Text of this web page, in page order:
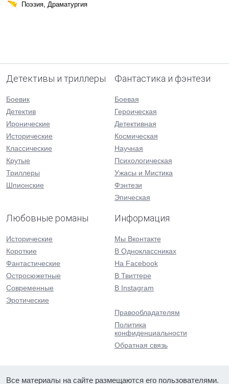
Поэзия, Драматургия
Детективы и триллеры
Боевик
Детектив
Иронические
Исторические
Классические
Крутые
Триллеры
Шпионские
Фантастика и фэнтези
Боевая
Героическая
Детективная
Космическая
Научная
Психологическая
Ужасы и Мистика
Фэнтези
Эпическая
Любовные романы
Исторические
Короткие
Фантастические
Остросюжетные
Современные
Эротические
Информация
Мы Вконтакте
В Одноклассниках
На Facebook
В Твиттере
В Instagram
Правообладателям
Политика
конфиденциальности
Обратная связь
Все материалы на сайте размещаются его пользователями.